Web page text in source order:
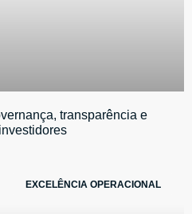
transparência e
EXCELÊNCIA OPERACIONAL